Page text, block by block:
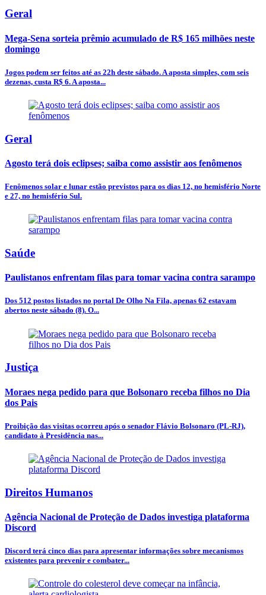
Geral
Mega-Sena sorteia prêmio acumulado de R$ 165 milhões neste
domingo
Jogos podem ser feitos até as 22h deste sábado. A aposta simples, com seis
dezenas, custa R$ 6. A aposta...
Geral
Agosto terá dois eclipses; saiba como assistir aos fenômenos
Fenômenos solar e lunar estão previstos para os dias 12, no hemisfério Norte
e 27, no hemisfério Sul.
Saúde
Paulistanos enfrentam filas para tomar vacina contra sarampo
Dos 512 postos listados no portal De Olho Na Fila, apenas 62 estavam
abertos neste sábado (8). O...
Justiça
Moraes nega pedido para que Bolsonaro receba filhos no Dia
dos Pais
Proibição das visitas ocorreu após o senador Flávio Bolsonaro (PL-RJ),
candidato à Presidência nas...
Direitos Humanos
Agência Nacional de Proteção de Dados investiga plataforma
Discord
Discord terá cinco dias para apresentar informações sobre mecanismos
existentes para prevenir e combater...